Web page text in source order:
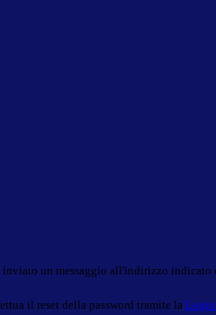
inviato un messaggio all'indirizzo indicato
il reset della password tramite la Login